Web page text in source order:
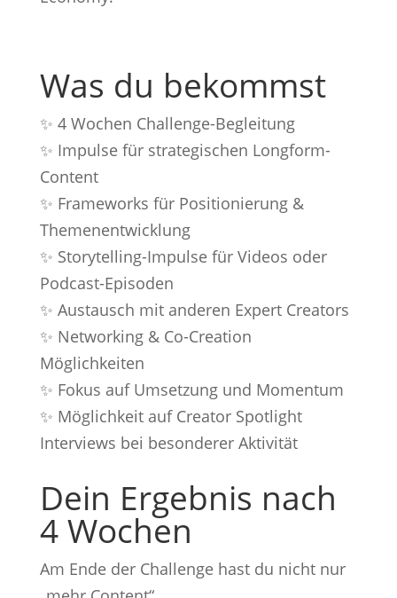
Was du bekommst
✨ 4 Wochen Challenge-Begleitung
✨ Impulse für strategischen Longform-
Content
✨ Frameworks für Positionierung &
Themenentwicklung
✨ Storytelling-Impulse für Videos oder
Podcast-Episoden
✨ Austausch mit anderen Expert Creators
✨ Networking & Co-Creation
Möglichkeiten
✨ Fokus auf Umsetzung und Momentum
✨ Möglichkeit auf Creator Spotlight
Interviews bei besonderer Aktivität
Dein Ergebnis nach
4 Wochen
Am Ende der Challenge hast du nicht nur